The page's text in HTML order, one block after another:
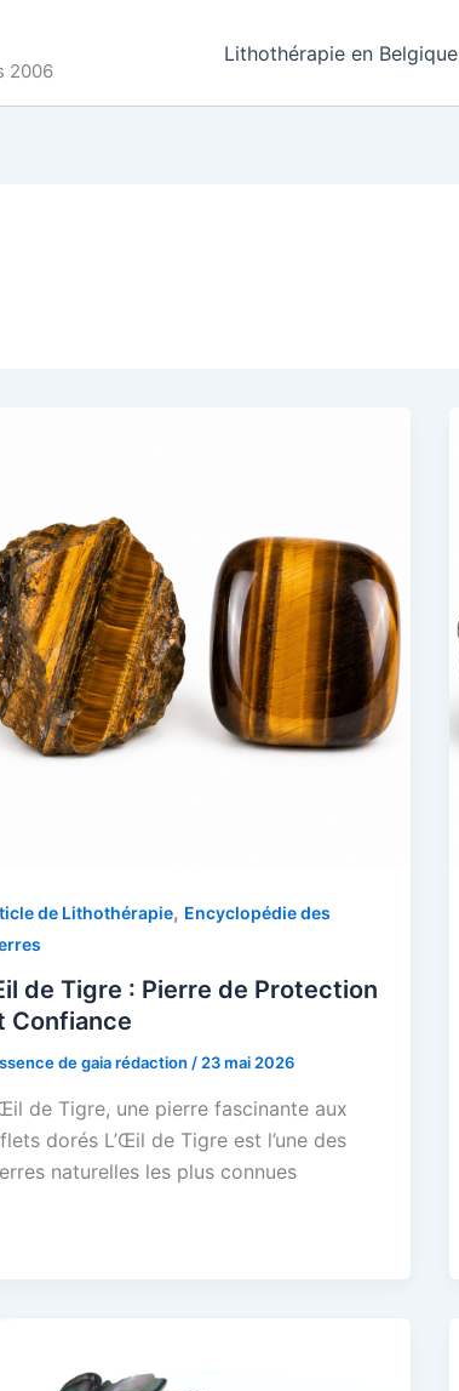
2006
Lithothérapie en Belgique
de Lithothérapie, Encyclopédie des
de Tigre : Pierre de Protection
Confiance
de gaia rédaction /23 mai 2026
de Tigre, une pierre fascinante aux
dorés L’Œil de Tigre est l’une des
naturelles les plus connues